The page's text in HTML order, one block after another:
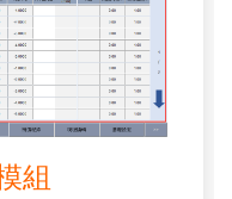
組